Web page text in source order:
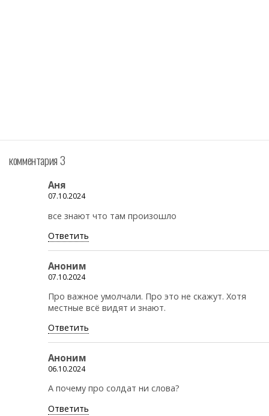
комментария 3
Аня
07.10.2024
все знают что там произошло
Ответить
Аноним
07.10.2024
Про важное умолчали. Про это не скажут. Хотя
местные всё видят и знают.
Ответить
Аноним
06.10.2024
А почему про солдат ни слова?
Ответить